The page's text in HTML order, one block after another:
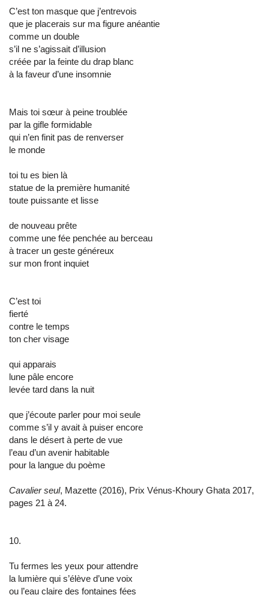
C’est ton masque que j’entrevois
que je placerais sur ma figure anéantie
comme un double
s’il ne s’agissait d’illusion
créée par la feinte du drap blanc
à la faveur d’une insomnie
Mais toi sœur à peine troublée
par la gifle formidable
qui n’en finit pas de renverser
le monde
toi tu es bien là
statue de la première humanité
toute puissante et lisse
de nouveau prête
comme une fée penchée au berceau
à tracer un geste généreux
sur mon front inquiet
C’est toi
fierté
contre le temps
ton cher visage
qui apparais
lune pâle encore
levée tard dans la nuit
que j’écoute parler pour moi seule
comme s’il y avait à puiser encore
dans le désert à perte de vue
l’eau d’un avenir habitable
pour la langue du poème
Cavalier seul, Mazette (2016), Prix Vénus-Khoury Ghata 2017,
pages 21 à 24.
10.
Tu fermes les yeux pour attendre
la lumière qui s’élève d’une voix
ou l’eau claire des fontaines fées